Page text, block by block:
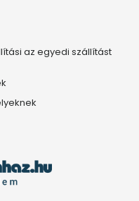
az egyedi szállítást